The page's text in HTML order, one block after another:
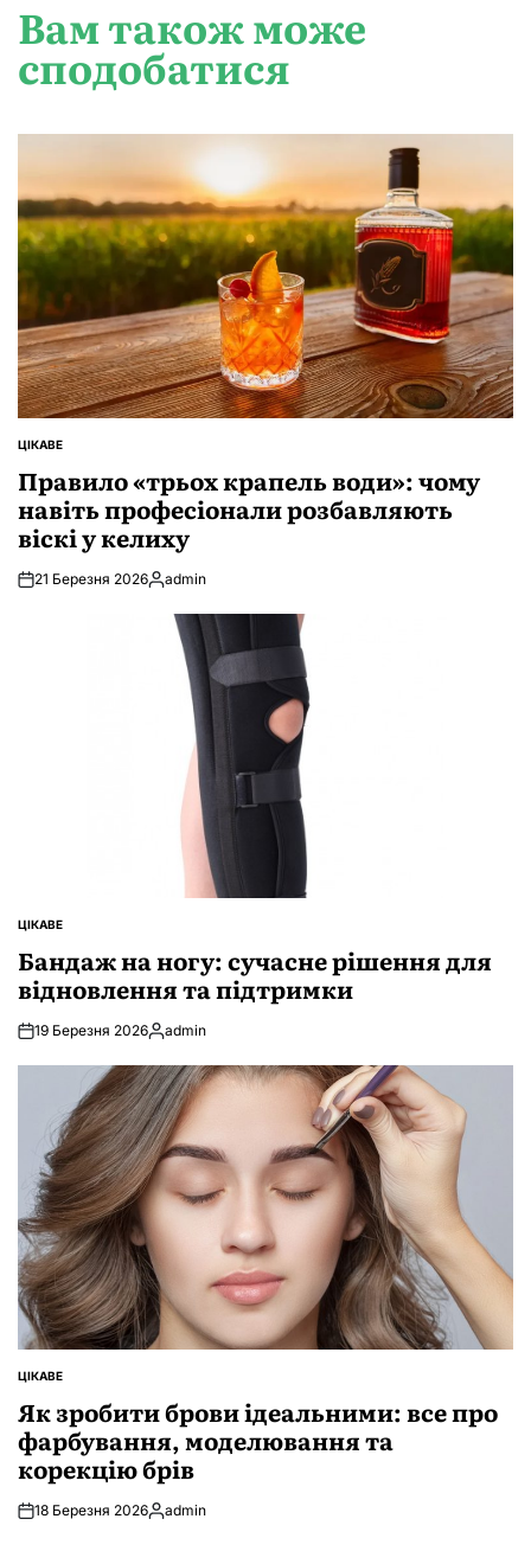
Вам також може
сподобатися
ОПУБЛІКУВАТИ
ЦІКАВЕ
Правило «трьох крапель води»: чому
навіть професіонали розбавляють
віскі у келиху
21 Березня 2026Опубліковано
admin
ОПУБЛІКУВАТИ
ЦІКАВЕ
Бандаж на ногу: сучасне рішення для
відновлення та підтримки
19 Березня 2026Опубліковано
admin
ОПУБЛІКУВАТИ
ЦІКАВЕ
Як зробити брови ідеальними: все про
фарбування, моделювання та
корекцію брів
18 Березня 2026Опубліковано
admin